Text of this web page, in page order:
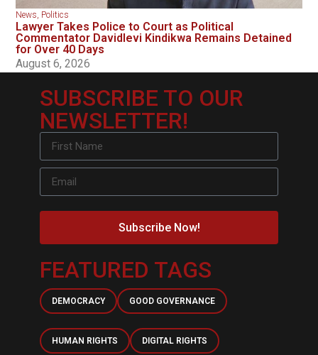
News, Politics
Lawyer Takes Police to Court as Political
Commentator Davidlevi Kindikwa Remains Detained
for Over 40 Days
August 6, 2026
SUBSCRIBE TO OUR
NEWSLETTER!
Subscribe Now!
FEATURED TAGS
DEMOCRACY GOOD GOVERNANCE
HUMAN RIGHTS DIGITAL RIGHTS